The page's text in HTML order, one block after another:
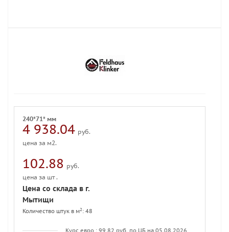
240*71* мм
4 938.04 руб.
цена за м2.
102.88 руб.
цена за шт .
Цена со склада в г.
Мытищи
Количество штук в м2 : 48
Курс евро : 99.82 руб. по ЦБ на 05.08.2026